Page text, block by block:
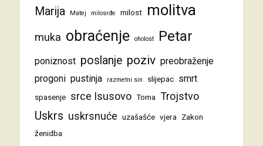
Marija Matej milosrđe milost molitva
muka obraćenje oholost Petar
poniznost poslanje poziv preobraženje
progoni pustinja razmetni sin slijepac smrt
spasenje srce Isusovo Toma Trojstvo
Uskrs uskrsnuće uzašašće vjera
Zakon
ženidba